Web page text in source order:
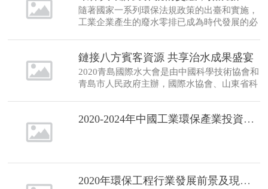
隨著國家一系列環保法規政策的出臺和實施，
工業企業產生的廢水零排已成為時代發展的必
其是零排產業不斷積極探尋新的技術突破和產
業協作新模式。
鏈接八方賓客資源 共享治水成果盛宴
2020青島國際水大會是由中國科學技術協會和
青島市人民政府主辦，國際水協會、山東省科
新區管理委員會、青島阿迪埃脫鹽中心等單位
2020-2024年中國工業環保產業投資分析
2020年環保工程行業發展前景及現狀分析